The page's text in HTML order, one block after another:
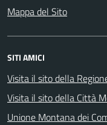
Mappa del Sito
SITI AMICI
Visita il sito della
Visita il sito della Città
Unione Montana dei